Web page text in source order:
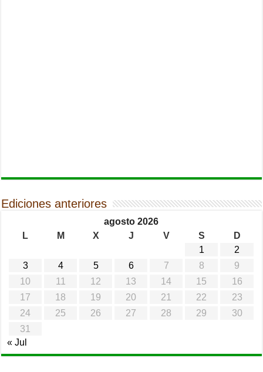
Ediciones anteriores
agosto 2026
L
M X J V S
D
1
2
3
4 5 6 7 8
9
10
11 12 13 14 15
16
17
18 19 20 21 22
23
24
25 26 27 28 29
30
31
« Jul